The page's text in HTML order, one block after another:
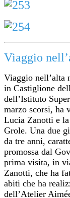
Viaggio
Viaggio nell’alta
in Castiglione
dell’Istituto
marzo scorsi, ha
Lucia Zanotti e
Grole. Una due
da tre anni,
promossa dal
prima visita, in
Zanotti, che ha
abiti che ha
dell’Atelier